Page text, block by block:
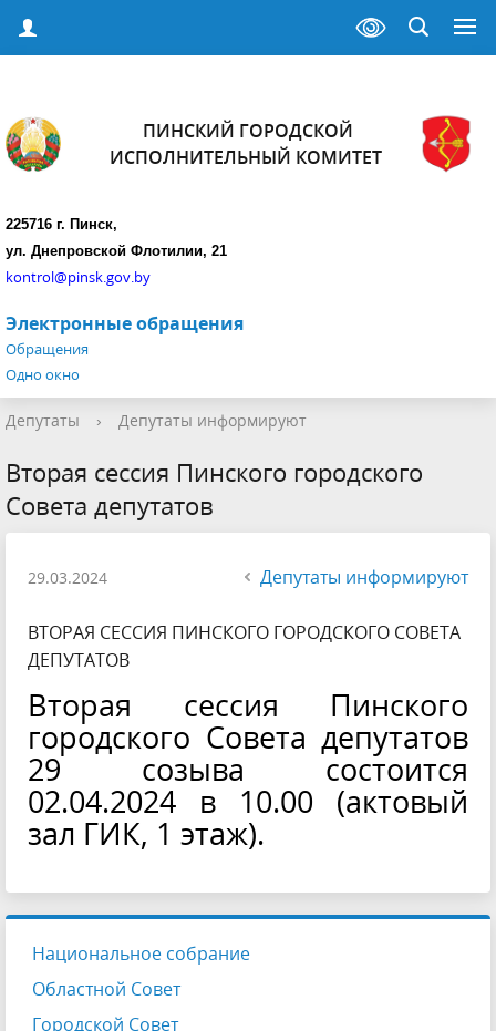
ПИНСКИЙ ГОРОДСКОЙ
ИСПОЛНИТЕЛЬНЫЙ КОМИТЕТ
225716 г. Пинск,
ул. Днепровской Флотилии, 21
kontrol@pinsk.gov.by
Электронные обращения
Обращения
Одно окно
Депутаты › Депутаты информируют
Вторая сессия Пинского городского
Совета депутатов
29.03.2024 Депутаты информируют
ВТОРАЯ СЕССИЯ ПИНСКОГО ГОРОДСКОГО СОВЕТА
ДЕПУТАТОВ
Вторая сессия Пинского
городского Совета депутатов
29 созыва состоится
02.04.2024 в 10.00 (актовый
зал ГИК, 1 этаж).
Национальное собрание
Областной Совет
Городской Совет